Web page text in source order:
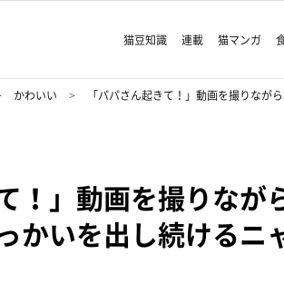
猫豆知識 連載 猫マンガ
かわいい 「パパさん起きて！」動画を撮りなが
！」動画を撮りなが
かいを出し続けるニ